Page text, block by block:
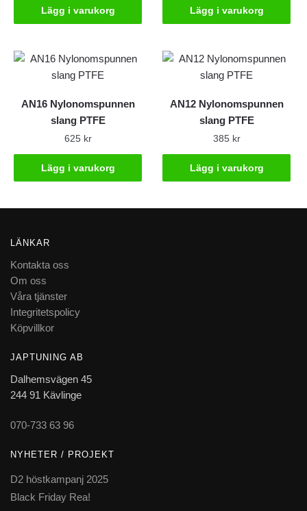
Lägg i varukorg Lägg i varukorg
AN16 Nylonomspunnen
slang PTFE
625 kr
Lägg i varukorg
AN12 Nylonomspunnen
slang PTFE
385 kr
Lägg i varukorg
LÄNKAR
Kontakta oss
Om oss
Våra tjänster
Integritetspolicy
Köpvillkor
JAPTUNING AB
Dalhemsvägen 45
244 91 Kävlinge
070-733 63 96
NYHETER / PROJEKT
D2 höstkampanj 2025
Black Friday Rea!